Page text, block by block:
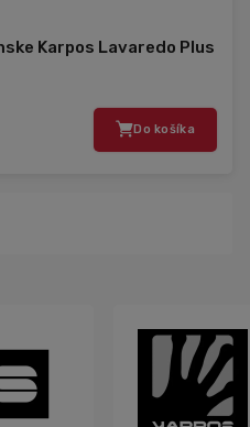
Karpos Lavaredo Plus
Do košíka